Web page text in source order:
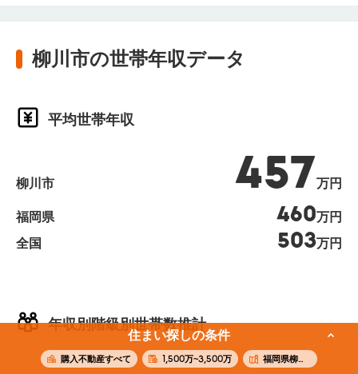
住まい探しの条件
購入不動産すべて 1,500万~3,500万 福岡県柳川市
柳川市の世帯年収データ
年収別階級別世帯数推計
平均世帯年収
柳川市 457万円
福岡県 460万円
全国
503万円